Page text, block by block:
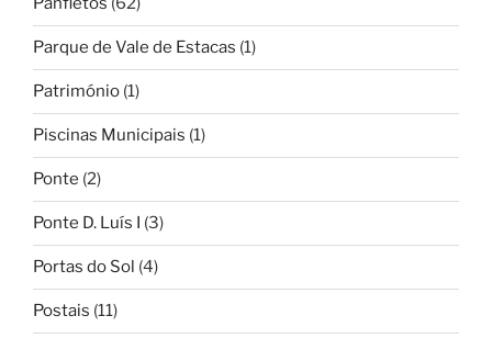
Parque de Vale de Estacas (1)
Património (1)
Piscinas Municipais (1)
Ponte (2)
Ponte D. Luís I (3)
Portas do Sol (4)
Postais (11)